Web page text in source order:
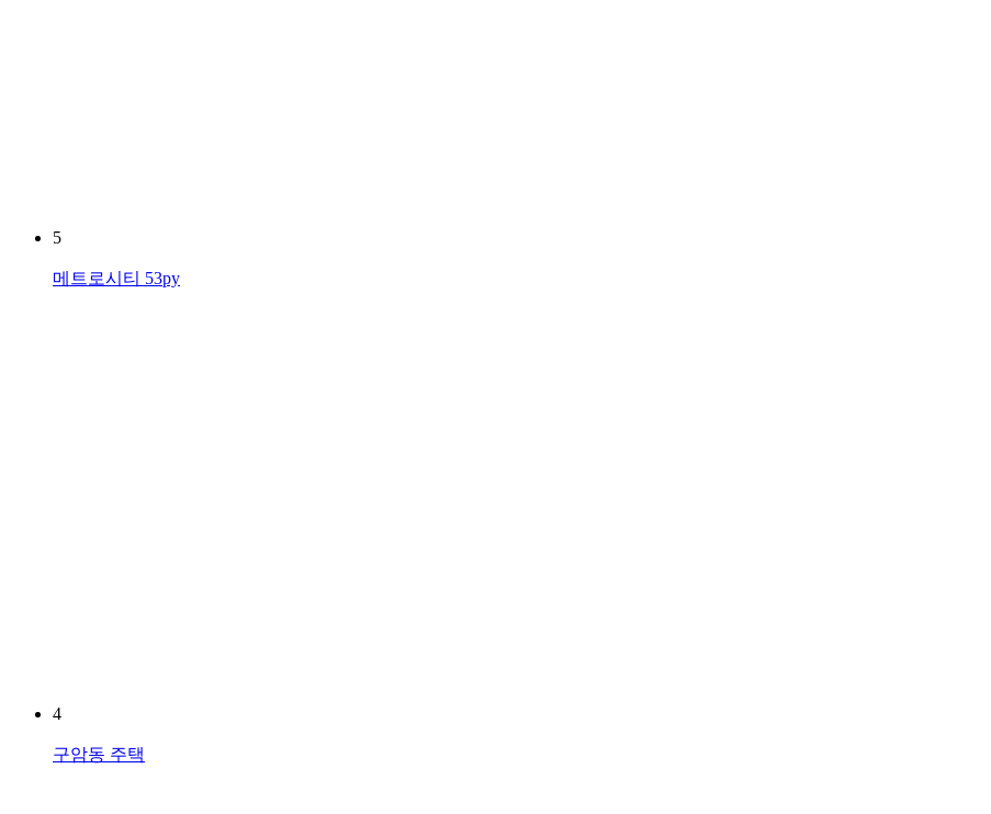
5
메트로시티 53py
4
구암동 주택